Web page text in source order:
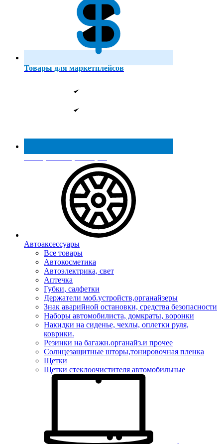
Товары для маркетплейсов
Реестр МинПромТорга
Автоаксессуары
Все товары
Автокосметика
Автоэлектрика, свет
Аптечка
Губки, салфетки
Держатели моб.устройств,органайзеры
Знак аварийной остановки, средства безопасности
Наборы автомобилиста, домкраты, воронки
Накидки на сиденье, чехлы, оплетки руля,
коврики.
Резинки на багажн.органайз.и прочее
Солнцезащитные шторы,тонировочная пленка
Щетки
Щетки стеклоочистителя автомобильные